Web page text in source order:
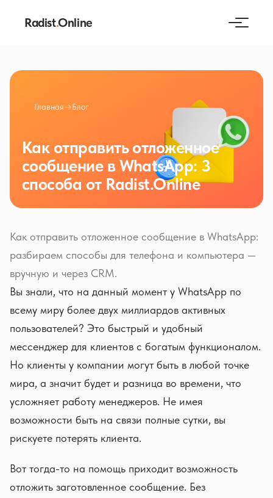
Radist.Online
Главная→Блог
Как отправить отложенное
сообщение в WhatsApp: 3
способа от Radist.Online
Как отправить отложенное сообщение в WhatsApp:
разбираем способы для телефона и компьютера —
вручную и через CRM.
Вы знали, что на данный момент у WhatsApp по
всему миру более двух миллиардов активных
пользователей? Это быстрый и удобный
мессенджер для клиентов с богатым функционалом.
Но клиенты у компании могут быть в любой точке
мира, а значит будет и разница во времени, что
усложняет работу менеджеров. Не имея
возможности быть на связи полные сутки, вы
рискуете потерять клиента.
Вот тогда-то на помощь приходит возможность
отложить заготовленное сообщение. Без